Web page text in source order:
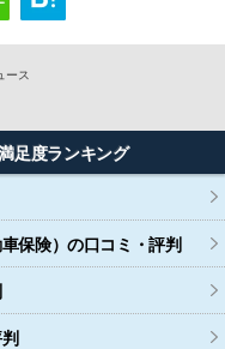
ース
足度ランキング
保険）の口コミ・評判